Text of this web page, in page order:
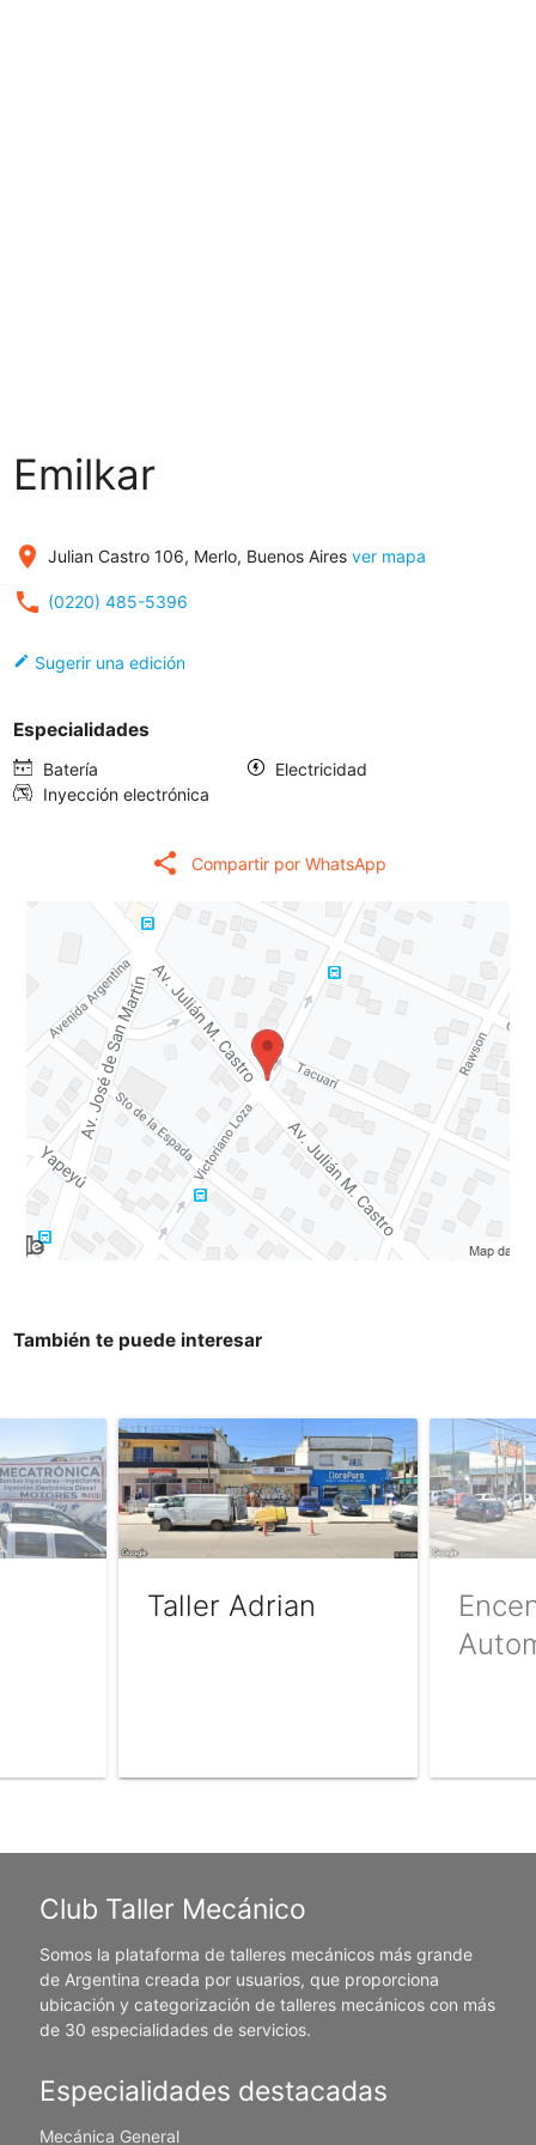
share Compartir por WhatsApp
Emilkar
place Julian Castro 106, Merlo, Buenos Aires ver mapa
local_phone (0220) 485-5396
edit Sugerir una edición
Especialidades
Batería
Electricidad
Inyección electrónica
También te puede interesar
Taller Adrian
Club Taller Mecánico
Somos la plataforma de talleres mecánicos más grande
de Argentina creada por usuarios, que proporciona
ubicación y categorización de talleres mecánicos con más
de 30 especialidades de servicios.
Especialidades destacadas
Mecánica General